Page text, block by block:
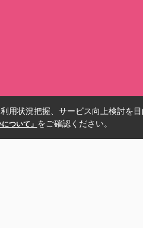
用状況把握、サービス向上検討を
ついて」 をご確認ください。